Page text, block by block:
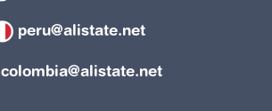
peru@alistate.net
colombia@alistate.net